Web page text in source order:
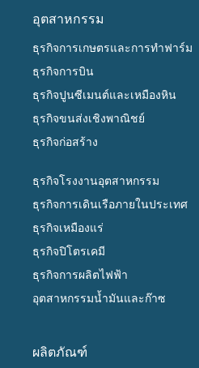
อุตสาหกรรม
ธุรกิจการเกษตรและการทำฟาร์ม
ธุรกิจการบิน
ธุรกิจปูนซีเมนต์และเหมืองหิน
ธุรกิจขนส่งเชิงพาณิชย์
ธุรกิจก่อสร้าง
ธุรกิจโรงงานอุตสาหกรรม
ธุรกิจการเดินเรือภายในประเทศ
ธุรกิจเหมืองแร่
ธุรกิจปิโตรเคมี
ธุรกิจการผลิตไฟฟ้า
อุตสาหกรรมน้ำมันและก๊าซ
ผลิตภัณฑ์